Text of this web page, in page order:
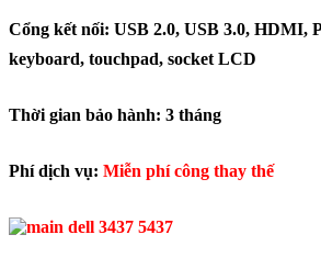
Cổng kết nối: USB 2.0, USB 3.0, HDMI,
keyboard, touchpad, socket LCD
Thời gian bảo hành: 3 tháng
Phí dịch vụ: Miễn phí công thay thế